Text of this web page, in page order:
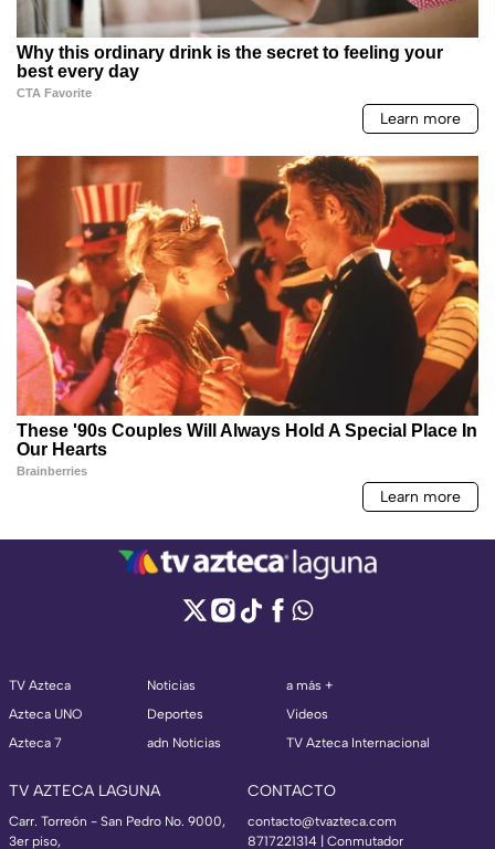
TV Azteca
Azteca UNO
Azteca 7
Noticias
Deportes
adn Noticias
a más +
Videos
TV Azteca Internacional
TV AZTECA LAGUNA
Carr. Torreón - San Pedro No. 9000,
3er piso,
CONTACTO
contacto@tvazteca.com
8717221314 | Conmutador